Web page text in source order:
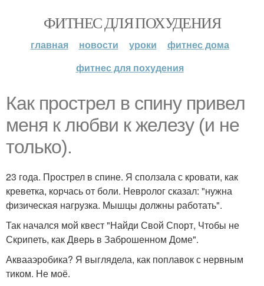
ФИТНЕС ДЛЯ ПОХУДЕНИЯ
главная новости уроки
фитнес дома
фитнес для похудения
Как прострел в спину привел
меня к любви к железу (и не
только).
23 года. Прострел в спине. Я сползала с кровати, как
креветка, корчась от боли. Невролог сказал: "нужна
физическая нагрузка. Мышцы должны работать".
Так начался мой квест "Найди Свой Спорт, Чтобы не
Скрипеть, как Дверь в Заброшенном Доме".
Аквааэробика? Я выглядела, как поплавок с нервным
тиком. Не моё.